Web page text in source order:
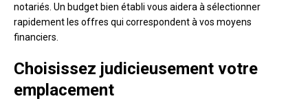
notariés. Un budget bien établi vous aidera à sélectionner
rapidement les offres qui correspondent à vos moyens
financiers.
Choisissez judicieusement votre
emplacement